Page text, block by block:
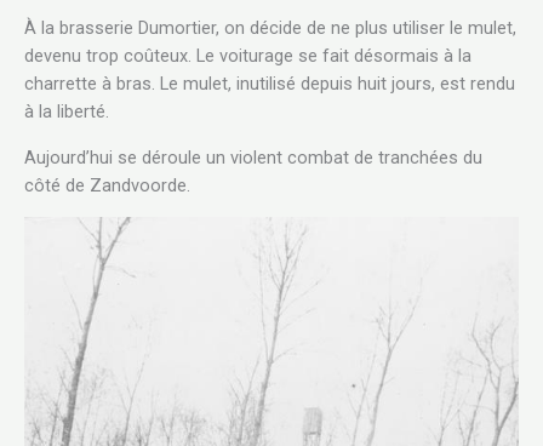
À la brasserie Dumortier, on décide de ne plus utiliser le mulet,
devenu trop coûteux. Le voiturage se fait désormais à la
charrette à bras. Le mulet, inutilisé depuis huit jours, est rendu
à la liberté.
Aujourd’hui se déroule un violent combat de tranchées du
côté de Zandvoorde.